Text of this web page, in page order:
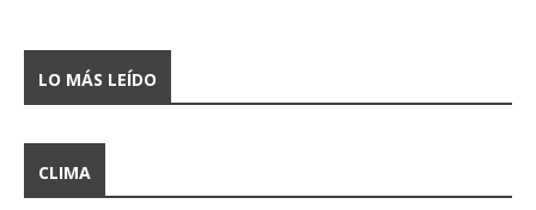
LO MÁS LEÍDO
CLIMA